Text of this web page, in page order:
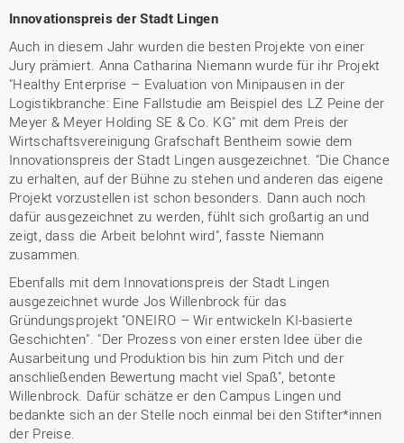
Innovationspreis der Stadt Lingen
Auch in diesem Jahr wurden die besten Projekte von einer
Jury prämiert. Anna Catharina Niemann wurde für ihr Projekt
"Healthy Enterprise – Evaluation von Minipausen in der
Logistikbranche: Eine Fallstudie am Beispiel des LZ Peine der
Meyer & Meyer Holding SE & Co. KG" mit dem Preis der
Wirtschaftsvereinigung Grafschaft Bentheim sowie dem
Innovationspreis der Stadt Lingen ausgezeichnet. "Die Chance
zu erhalten, auf der Bühne zu stehen und anderen das eigene
Projekt vorzustellen ist schon besonders. Dann auch noch
dafür ausgezeichnet zu werden, fühlt sich großartig an und
zeigt, dass die Arbeit belohnt wird", fasste Niemann
zusammen.
Ebenfalls mit dem Innovationspreis der Stadt Lingen
ausgezeichnet wurde Jos Willenbrock für das
Gründungsprojekt "ONEIRO – Wir entwickeln KI-basierte
Geschichten". "Der Prozess von einer ersten Idee über die
Ausarbeitung und Produktion bis hin zum Pitch und der
anschließenden Bewertung macht viel Spaß", betonte
Willenbrock. Dafür schätze er den Campus Lingen und
bedankte sich an der Stelle noch einmal bei den Stifter*innen
der Preise.